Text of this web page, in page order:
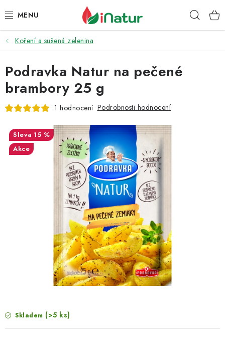
na
POTRAVINY
OŘECHY A SUŠENÉ PLODY
SNACKY
EKO DROGERIE A KOSMETIKA
DOPRAVA A PLATBA
Reklamace a vrácení zboží
Koření a sušená zelenina
Skladem (>5 ks)
Podravka Natur na pečené
brambory 25 g
1 hodnocení Podrobnosti hodnocení
15 %
Akce